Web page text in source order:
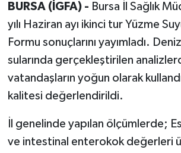
BURSA (İGFA) - Bursa İl Sağlık
yılı Haziran ayı ikinci tur Yüzme
Formu sonuçlarını yayımladı.
sularında gerçekleştirilen
vatandaşların yoğun olarak
kalitesi değerlendirildi.
İl genelinde yapılan ölçümlerde;
ve intestinal enterokok değerleri